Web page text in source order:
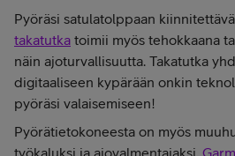
Pyöräsi satulatolppaan kiinnitettävä
takatutka toimii myös tehokkaana
näin ajoturvallisuutta. Takatutka
digitaaliseen kypärään onkin
pyöräsi valaisemiseen!
Pyörätietokoneesta on myös
työkaluksi ja ajovalmentajaksi.